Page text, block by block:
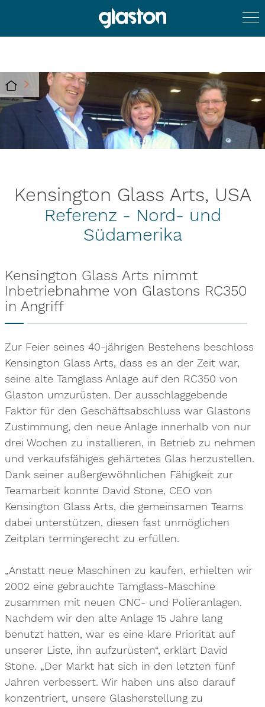
Kensington Glass Arts, USA
Referenz - Nord- und
Südamerika
Kensington Glass Arts nimmt
Inbetriebnahme von Glastons RC350
in Angriff
Zur Feier seines 40-jährigen Bestehens beschloss
Kensington Glass Arts, dass es an der Zeit war,
seine alte Tamglass Anlage auf den RC350 von
Glaston umzurüsten. Der ausschlaggebende
Faktor für den Geschäftsabschluss war Glastons
Zustimmung, den neue Anlage innerhalb von nur
drei Wochen zu installieren, in Betrieb zu nehmen
und verkaufsfähiges gehärtetes Glas herzustellen.
Dank seiner außergewöhnlichen Fähigkeit zur
Teamarbeit konnte David Stone, CEO von
Kensington Glass Arts, die gemeinsamen Teams
dabei unterstützen, diesen fast unmöglichen
Zeitplan termingerecht zu erfüllen.
„Anstatt neue Maschinen zu kaufen, erhielten wir
2002 eine gebrauchte Tamglass-Maschine
zusammen mit neuen CNC- und Polieranlagen.
Nachdem wir den alte Anlage 15 Jahre lang
benutzt hatten, war es eine klare Priorität auf
unserer Liste, ihn aufzurüsten“, erklärt David
Stone. „Der Markt hat sich in den letzten fünf
Jahren verbessert. Wir haben uns also darauf
konzentriert, unsere Glasherstellung zu